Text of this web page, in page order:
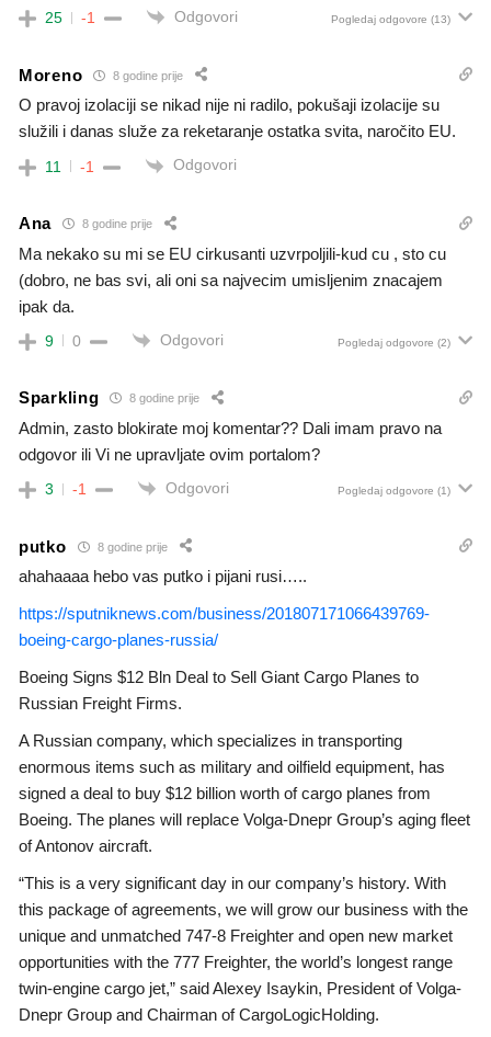
25 -1 Odgovori Pogledaj odgovore (13)
Moreno 8 godine prije
O pravoj izolaciji se nikad nije ni radilo, pokušaji izolacije su
služili i danas služe za reketaranje ostatka svita, naročito EU.
11 -1 Odgovori
Ana 8 godine prije
Ma nekako su mi se EU cirkusanti uzvrpoljili-kud cu , sto cu
(dobro, ne bas svi, ali oni sa najvecim umisljenim znacajem
ipak da.
9 0 Odgovori Pogledaj odgovore (2)
Sparkling 8 godine prije
Admin, zasto blokirate moj komentar?? Dali imam pravo na
odgovor ili Vi ne upravljate ovim portalom?
3 -1 Odgovori Pogledaj odgovore (1)
putko 8 godine prije
ahahaaaa hebo vas putko i pijani rusi…..
https://sputniknews.com/business/201807171066439769-
boeing-cargo-planes-russia/
Boeing Signs $12 Bln Deal to Sell Giant Cargo Planes to
Russian Freight Firms.
A Russian company, which specializes in transporting
enormous items such as military and oilfield equipment, has
signed a deal to buy $12 billion worth of cargo planes from
Boeing. The planes will replace Volga-Dnepr Group’s aging fleet
of Antonov aircraft.
“This is a very significant day in our company’s history. With
this package of agreements, we will grow our business with the
unique and unmatched 747-8 Freighter and open new market
opportunities with the 777 Freighter, the world’s longest range
twin-engine cargo jet,” said Alexey Isaykin, President of Volga-
Dnepr Group and Chairman of CargoLogicHolding.